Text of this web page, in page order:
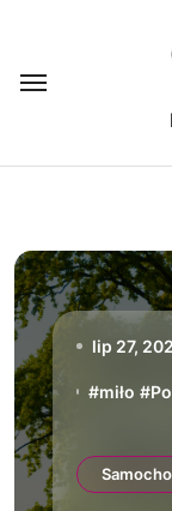
lip 27,
#miło #